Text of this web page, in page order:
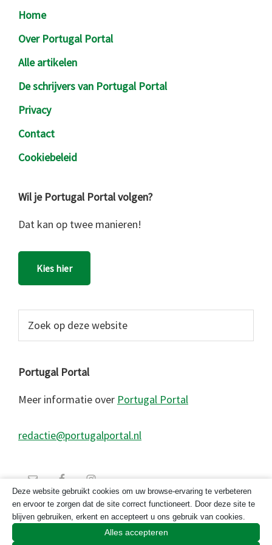
Footer
Home
Over Portugal Portal
Alle artikelen
De schrijvers van Portugal Portal
Privacy
Contact
Cookiebeleid
Wil je Portugal Portal volgen?
Dat kan op twee manieren!
Kies hier
website
Portugal Portal
Meer informatie over Portugal Portal
redactie@portugalportal.nl
Deze website gebruikt cookies om uw browse-ervaring te verbeteren
en ervoor te zorgen dat de site correct functioneert. Door deze site te
blijven gebruiken, erkent en accepteert u ons gebruik van cookies.
Alles accepteren